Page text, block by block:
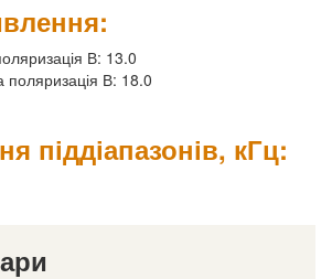
В: 13.0
поляризація В: 18.0
піддіапазонів, кГц: